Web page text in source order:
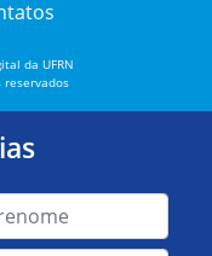
da UFRN